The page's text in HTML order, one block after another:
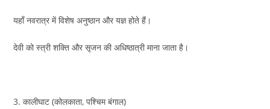
यहाँ नवरात्र में विशेष अनुष्ठान और यज्ञ होते हैं।
देवी को स्त्री शक्ति और सृजन की अधिष्ठात्री माना जाता है।
3. कालीघाट (कोलकाता, पश्चिम बंगाल)